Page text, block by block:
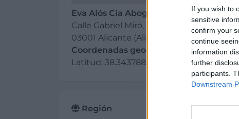
If you wish to
sensitive
confirm your
continue
information
further
participants.
Downstream
Eva Alós Cía Abogada
Calle Gabriel Miró, 15, 2º A
03001 Alicante (Alicante)
Coordenadas geográficas:
Latitud: 38.3437883, longitud: -0.4853911
Región